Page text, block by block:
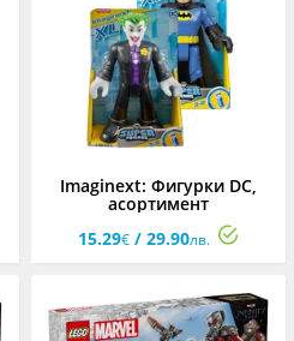
Imaginext: Фигурки DC,
асортимент
15.29€/ 29.90лв.